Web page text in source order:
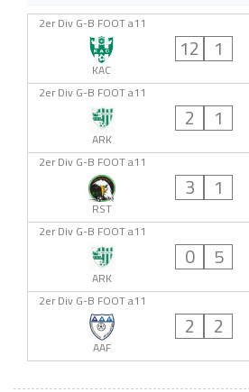
2er Div G-B FOOT a11
KAC
12 1
2er Div G-B FOOT a11
ARK
2 1
2er Div G-B FOOT a11
RST
3 1
2er Div G-B FOOT a11
ARK
0 5
2er Div G-B FOOT a11
AAF
2 2